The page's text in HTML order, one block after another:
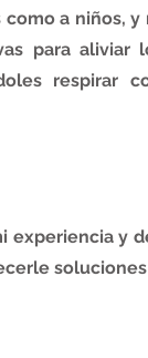
a niños,
para aliviar
respirar
y